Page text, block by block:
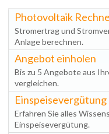
Photovoltaik
Stromertrag und
Anlage berechnen.
Angebot einholen
Bis zu 5 Angebote aus
vergleichen.
Einspeisevergütung
Erfahren Sie alles
Einspeisevergütung.